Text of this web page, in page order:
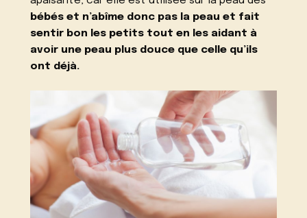
bébés et n’abîme donc pas la peau et fait
sentir bon les petits tout en les aidant à
avoir une peau plus douce que celle qu’ils
ont déjà.